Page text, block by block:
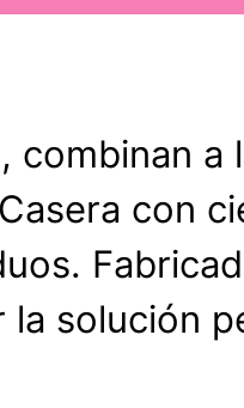
basura Perfumadas
combinan a
con
solución